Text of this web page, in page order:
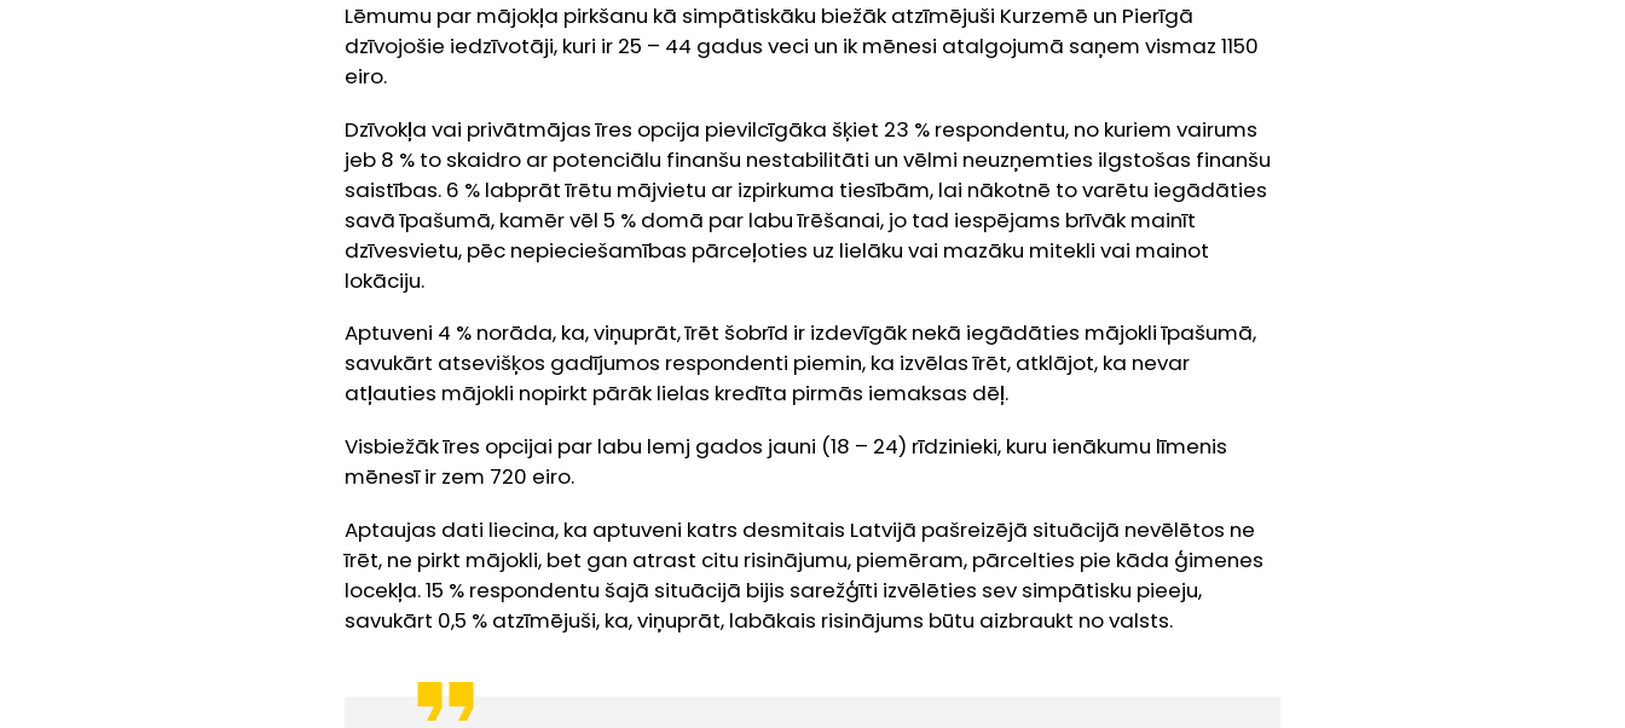
Lēmumu par mājokļa pirkšanu kā simpātiskāku biežāk atzīmējuši Kurzemē un Pierīgā
dzīvojošie iedzīvotāji, kuri ir 25 – 44 gadus veci un ik mēnesi atalgojumā saņem vismaz 1150
eiro.
Dzīvokļa vai privātmājas īres opcija pievilcīgāka šķiet 23 % respondentu, no kuriem vairums
jeb 8 % to skaidro ar potenciālu finanšu nestabilitāti un vēlmi neuzņemties ilgstošas finanšu
saistības. 6 % labprāt īrētu mājvietu ar izpirkuma tiesībām, lai nākotnē to varētu iegādāties
savā īpašumā, kamēr vēl 5 % domā par labu īrēšanai, jo tad iespējams brīvāk mainīt
dzīvesvietu, pēc nepieciešamības pārceļoties uz lielāku vai mazāku mitekli vai mainot
lokāciju.
Aptuveni 4 % norāda, ka, viņuprāt, īrēt šobrīd ir izdevīgāk nekā iegādāties mājokli īpašumā,
savukārt atsevišķos gadījumos respondenti piemin, ka izvēlas īrēt, atklājot, ka nevar
atļauties mājokli nopirkt pārāk lielas kredīta pirmās iemaksas dēļ.
Visbiežāk īres opcijai par labu lemj gados jauni (18 – 24) rīdzinieki, kuru ienākumu līmenis
mēnesī ir zem 720 eiro.
Aptaujas dati liecina, ka aptuveni katrs desmitais Latvijā pašreizējā situācijā nevēlētos ne
īrēt, ne pirkt mājokli, bet gan atrast citu risinājumu, piemēram, pārcelties pie kāda ģimenes
locekļa. 15 % respondentu šajā situācijā bijis sarežģīti izvēlēties sev simpātisku pieeju,
savukārt 0,5 % atzīmējuši, ka, viņuprāt, labākais risinājums būtu aizbraukt no valsts.